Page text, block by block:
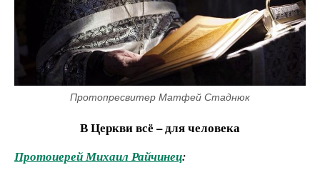
Протопресвитер Матфей Стаднюк
В Церкви всё – для человека
Протоиерей Михаил Райчинец: